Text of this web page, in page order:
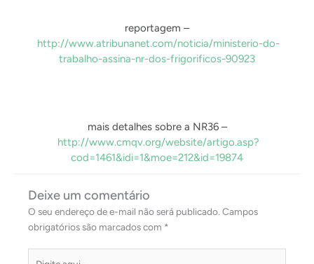
reportagem –
http://www.atribunanet.com/noticia/ministerio-do-
trabalho-assina-nr-dos-frigorificos-90923
mais detalhes sobre a NR36 –
http://www.cmqv.org/website/artigo.asp?
cod=1461&idi=1&moe=212&id=19874
Deixe um comentário
O seu endereço de e-mail não será publicado. Campos
obrigatórios são marcados com *